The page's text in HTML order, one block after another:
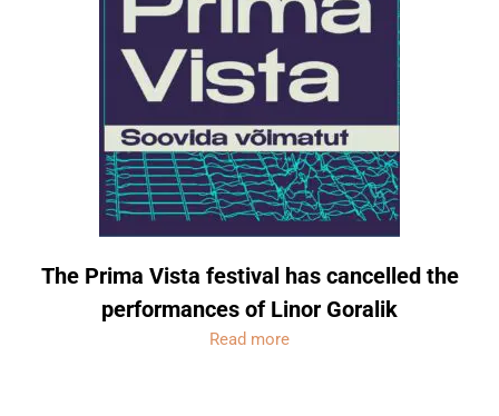
The Prima Vista festival has cancelled the
performances of Linor Goralik
Read more